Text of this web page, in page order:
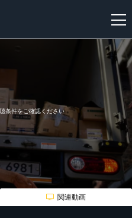
新
条件をご確認ください
関連動画